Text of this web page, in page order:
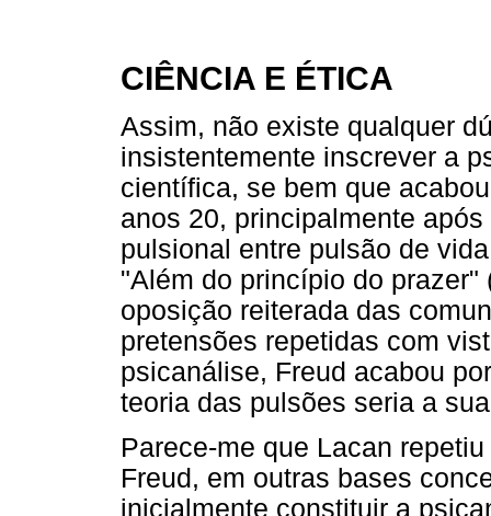
CIÊNCIA E ÉTICA
Assim, não existe qualquer
insistentemente inscrever a
científica, se bem que
anos 20, principalmente
pulsional entre pulsão de
"Além do princípio do
oposição reiterada das
pretensões repetidas com
psicanálise, Freud acabou
teoria das pulsões seria a
Parece-me que Lacan
Freud, em outras bases
inicialmente constituir a